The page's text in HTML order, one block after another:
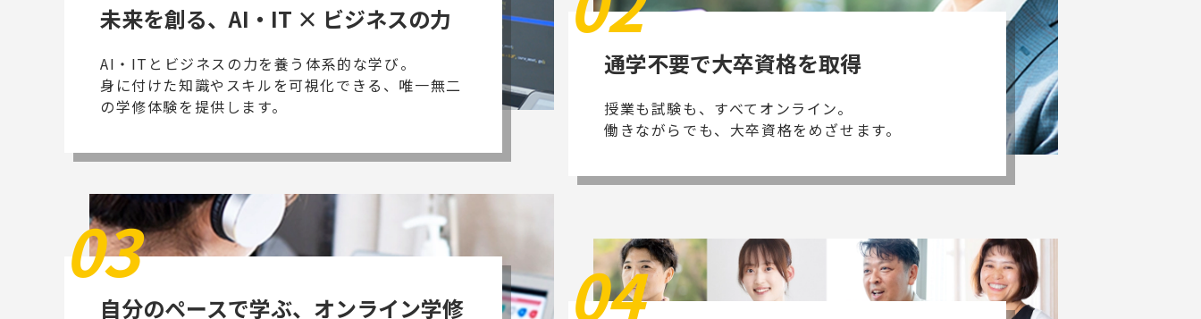
未来を創る、AI・IT × ビジネスの力
AI・ITとビジネスの力を養う体系的な学び。
身に付けた知識やスキルを可視化できる、唯一無二
の学修体験を提供します。
通学不要で大卒資格を取得
授業も試験も、すべてオンライン。
働きながらでも、大卒資格をめざせます。
03
自分のペースで学ぶ、オンライン学修 04